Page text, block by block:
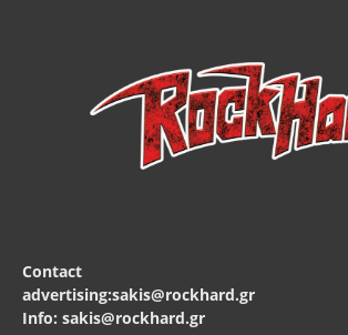
Contact
advertising:sakis@rockhard.gr
Info: sakis@rockhard.gr